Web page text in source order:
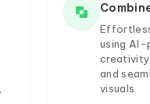
using AI-
creativity
and
visuals